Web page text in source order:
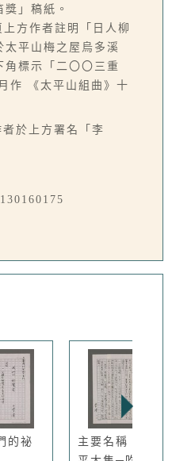
」稿紙。
方作者註明「日人柳
太平山梅之屋烏多溪
角標示「二〇〇三重
作 《太平山組曲》十
者於上方署名「李
的祕
主要名稱：頭家卵，